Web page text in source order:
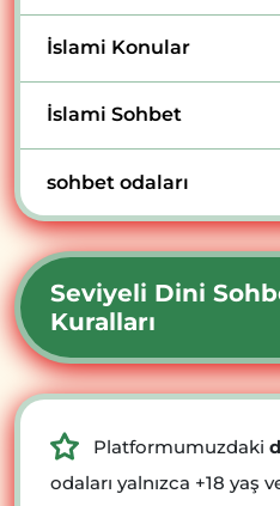
İslami Konular
İslami Sohbet
sohbet odaları
Seviyeli Dini
Kuralları
Platformumuzdaki
odaları yalnızca +18 yaş